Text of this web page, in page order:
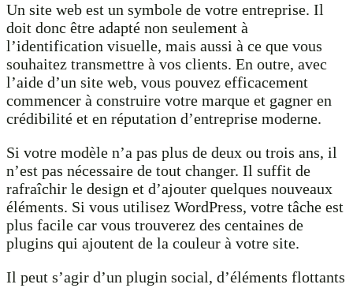
Un site web est un symbole de votre entreprise. Il
doit donc être adapté non seulement à
l’identification visuelle, mais aussi à ce que vous
souhaitez transmettre à vos clients. En outre, avec
l’aide d’un site web, vous pouvez efficacement
commencer à construire votre marque et gagner en
crédibilité et en réputation d’entreprise moderne.
Si votre modèle n’a pas plus de deux ou trois ans, il
n’est pas nécessaire de tout changer. Il suffit de
rafraîchir le design et d’ajouter quelques nouveaux
éléments. Si vous utilisez WordPress, votre tâche est
plus facile car vous trouverez des centaines de
plugins qui ajoutent de la couleur à votre site.
Il peut s’agir d’un plugin social, d’éléments flottants